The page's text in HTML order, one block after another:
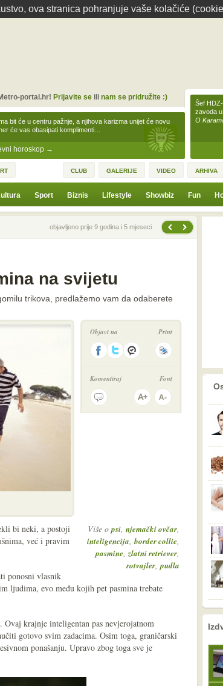
ova stranica pohranjuje vaše kolačiće
horoskop →
bit će u centru pažnje, a njihova karizma unijet će novu
će vas obasipati komplimenti…
portal.hr! Prijavite seili nam se pridružite :)
Šef
zavoda
O
CLUB GALERIJE VIDEO ARHIVA
Sport Biznis Lifestyle Showbiz Fun
Prethodna vijestobjavljeno prije 9 godina i 5 mjeseci
na svijetu
trikova, predlažemo vam da odaberete
Objavi na Print
Komentiraj Font
Više opsi, njemački ovčar,
inteligencija, border collie,
pasmine,zlatni retriever,
rotvajler,pudla
bi neki, a postoji
već i pravim
ponosni vlasnik
ljudima, evo među kojih pet pasmina trebate
Ovaj krajnje inteligentan pas nevjerojatnom
gotovo svim zadacima. Osim toga, graničarski
ponašanju. Upravo zbog toga sve je
prethodno
nema prethodne
sljedeće